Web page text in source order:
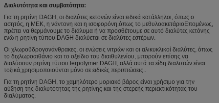
Διαλυτότητα και συμβατότητα:
Για τη ρητίνη DAGH, οι διαλύτες κετονών είναι ειδικά κατάλληλοι, όπως ο
ασητός, η MEK, η νάντονη και η ισοφορόνη.όπως το μεθυλοακετάριοΕπομένως,
πρέπει να θερμάνουμε το διάλυμα ή να προσθέτουμε σε αυτό διαλύτες κετόνης
ενώ η ρητίνη τύπου DAGH διαλύεται σε διαλύτες εστέρων.
Οι χλωροϋδρογονάνθρακες, οι ενώσεις νιτρών και οι αλικυκλικοί διαλύτες, όπως
το διχλωροαιθάνιο και το οξείδιο του διαιθυλενίου, μπορούν επίσης να
διαλύσουν ρητίνη τύπου terpolymer DAGH, αλλά αυτά τα είδη διαλυτών είναι
τοξικά,χρησιμοποιούνται μόνο σε ειδικές περιπτώσεις..
Για τη ρητίνη DAGH, το χαμηλότερο μοριακό βάρος είναι χρήσιμο για την
αύξηση της διαλυτότητας της ρητίνης και της στερεής περιεκτικότητας του
διαλύματος.